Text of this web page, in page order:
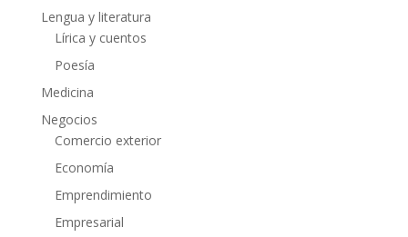
Lengua y literatura
Lírica y cuentos
Poesía
Medicina
Negocios
Comercio exterior
Economía
Emprendimiento
Empresarial